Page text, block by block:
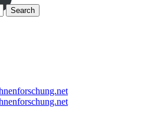
Search